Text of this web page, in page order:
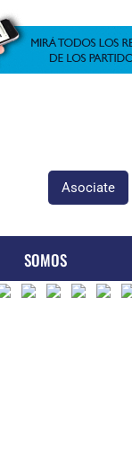
Asociate
SOMOS